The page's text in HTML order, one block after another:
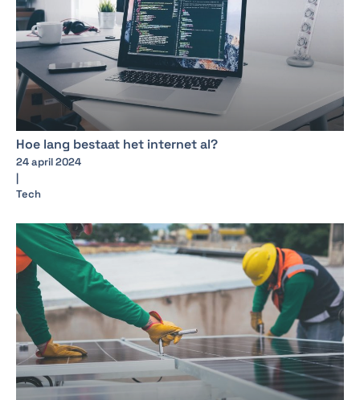
Hoe lang bestaat het internet al?
24 april 2024
Tech